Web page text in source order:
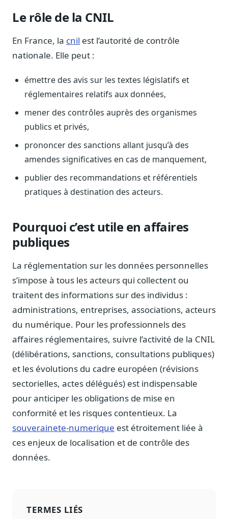
Presse
Le rôle de la CNIL
En France, la cnil est l’autorité de contrôle
nationale. Elle peut :
émettre des avis sur les textes législatifs et
réglementaires relatifs aux données,
mener des contrôles auprès des organismes
publics et privés,
prononcer des sanctions allant jusqu’à des
amendes significatives en cas de manquement,
publier des recommandations et référentiels
pratiques à destination des acteurs.
Pourquoi c’est utile en affaires
publiques
La réglementation sur les données personnelles
s’impose à tous les acteurs qui collectent ou
traitent des informations sur des individus :
administrations, entreprises, associations, acteurs
du numérique. Pour les professionnels des
affaires réglementaires, suivre l’activité de la CNIL
(délibérations, sanctions, consultations publiques)
et les évolutions du cadre européen (révisions
sectorielles, actes délégués) est indispensable
pour anticiper les obligations de mise en
conformité et les risques contentieux. La
souverainete-numerique est étroitement liée à
ces enjeux de localisation et de contrôle des
données.
TERMES LIÉS